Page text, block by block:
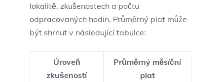
lokalitě, zkušenostech a počtu
odpracovaných hodin. Průměrný plat může
být shrnut v následující tabulce:
Úroveň
zkušeností
Průměrný měsíční
plat